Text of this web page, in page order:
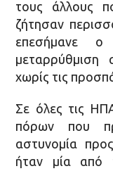
τους άλλους
ζήτησαν
επεσήμανε
μεταρρύθμιση
χωρίς τις
Σε όλες τις
πόρων που
αστυνομία
ήταν μία από